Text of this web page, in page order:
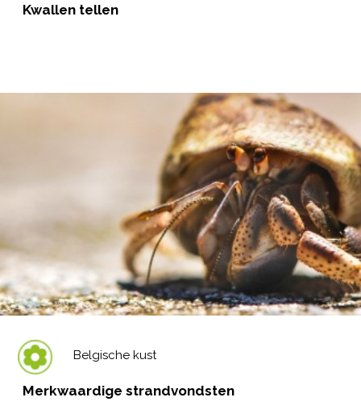
Kwallen tellen
Belgische kust
Merkwaardige strandvondsten